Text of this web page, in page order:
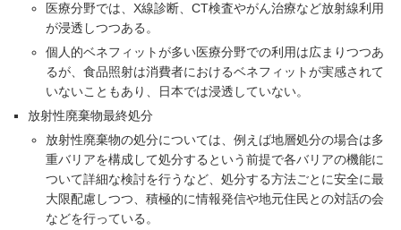
医療分野では、X線診断、CT検査やがん治療など放射線利用
が浸透しつつある。
個人的ベネフィットが多い医療分野での利用は広まりつつあ
るが、食品照射は消費者におけるベネフィットが実感されて
いないこともあり、日本では浸透していない。
放射性廃棄物最終処分
放射性廃棄物の処分については、例えば地層処分の場合は多
重バリアを構成して処分するという前提で各バリアの機能に
ついて詳細な検討を行うなど、処分する方法ごとに安全に最
大限配慮しつつ、積極的に情報発信や地元住民との対話の会
などを行っている。